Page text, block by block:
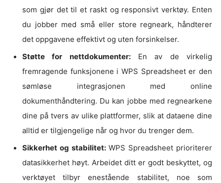
som gjør det til et raskt og responsivt verktøy. Enten
du jobber med små eller store regneark, håndterer
det oppgavene effektivt og uten forsinkelser.
Støtte for nettdokumenter:En av de virkelig
fremragende funksjonene i WPS Spreadsheet er den
sømløse integrasjonen med online
dokumenthåndtering. Du kan jobbe med regnearkene
dine på tvers av ulike plattformer, slik at dataene dine
alltid er tilgjengelige når og hvor du trenger dem.
Sikkerhet og stabilitet:WPS Spreadsheet prioriterer
datasikkerhet høyt. Arbeidet ditt er godt beskyttet, og
verktøyet tilbyr enestående stabilitet, noe som